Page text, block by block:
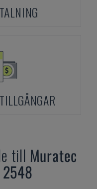
till Muratec
2548